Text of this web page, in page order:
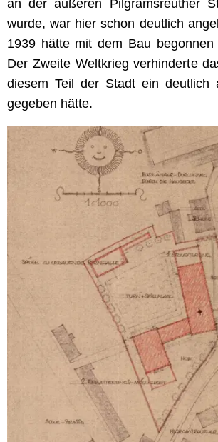
an der äußeren Pilgramsreuther
wurde, war hier schon deutlich
1939 hätte mit dem Bau begonnen
Der Zweite Weltkrieg verhinderte
diesem Teil der Stadt ein deutlich
gegeben hätte.